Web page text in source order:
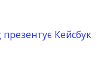
Кейсбук